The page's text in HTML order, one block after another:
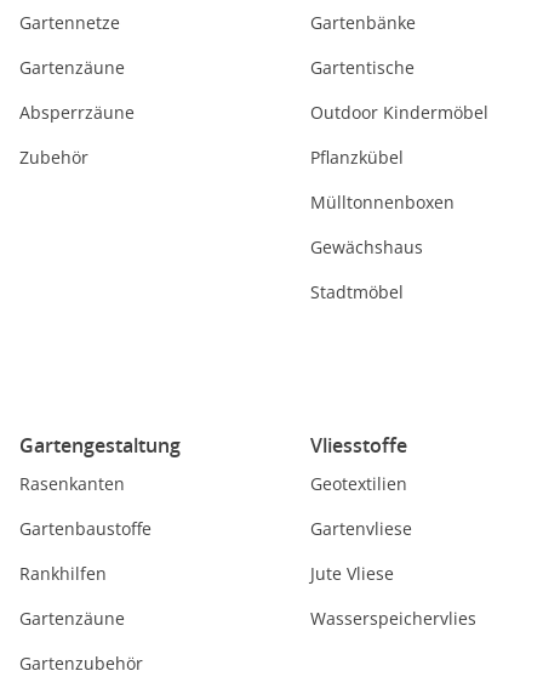
Gartennetze
Gartenzäune
Absperrzäune
Zubehör
Gartenbänke
Gartentische
Outdoor Kindermöbel
Pflanzkübel
Mülltonnenboxen
Gewächshaus
Stadtmöbel
Gartengestaltung
Rasenkanten
Gartenbaustoffe
Rankhilfen
Gartenzäune
Gartenzubehör
Vliesstoffe
Geotextilien
Gartenvliese
Jute Vliese
Wasserspeichervlies